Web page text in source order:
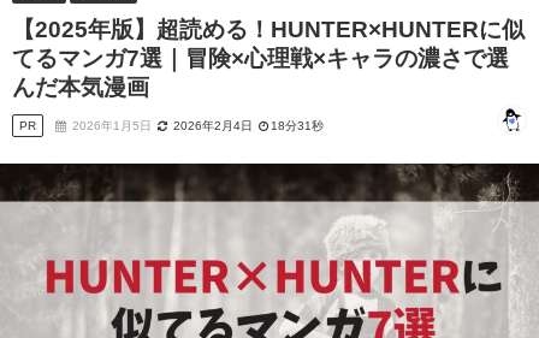
【2025年版】超読める！HUNTER×HUNTERに似
てるマンガ7選｜冒険×心理戦×キャラの濃さで選
んだ本気漫画
PR 2026年1月5日 2026年2月4日 18分31秒